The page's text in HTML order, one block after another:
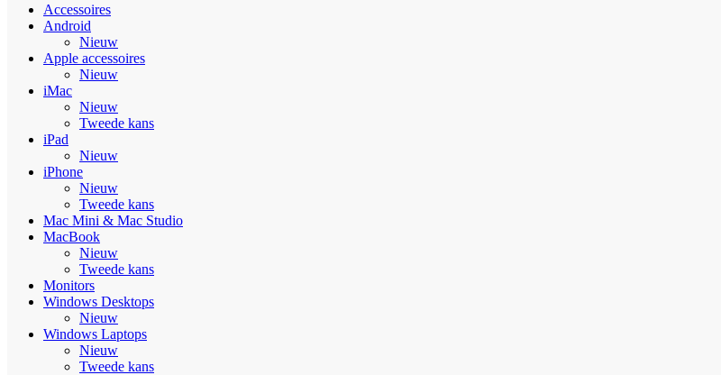
Accessoires
Android
Nieuw
Apple accessoires
Nieuw
iMac
Nieuw
Tweede kans
iPad
Nieuw
iPhone
Nieuw
Tweede kans
Mac Mini & Mac Studio
MacBook
Nieuw
Tweede kans
Monitors
Windows Desktops
Nieuw
Windows Laptops
Nieuw
Tweede kans